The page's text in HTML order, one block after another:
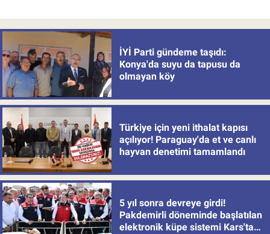
İYİ Parti gündeme taşıdı:
Konya'da suyu da tapusu da
olmayan köy
Türkiye için yeni ithalat kapısı
açılıyor! Paraguay'da et ve canlı
hayvan denetimi tamamlandı
5 yıl sonra devreye girdi!
Pakdemirli döneminde başlatılan
elektronik küpe sistemi Kars'tan